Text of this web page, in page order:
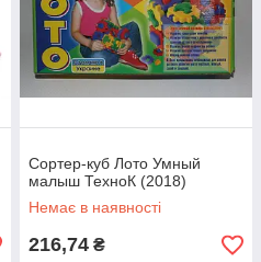
Сортер-куб Лото Умный
малыш ТехноК (2018)
Немає в наявності
216,74 ₴